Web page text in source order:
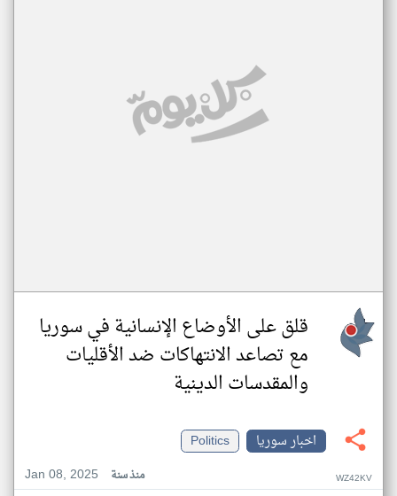
قلق على الأوضاع الإنسانية في سوريا
مع تصاعد الانتهاكات ضد الأقليات
والمقدسات الدينية
اخبار سوريا
Politics
Jan 08, 2025
منذ سنة WZ42KV